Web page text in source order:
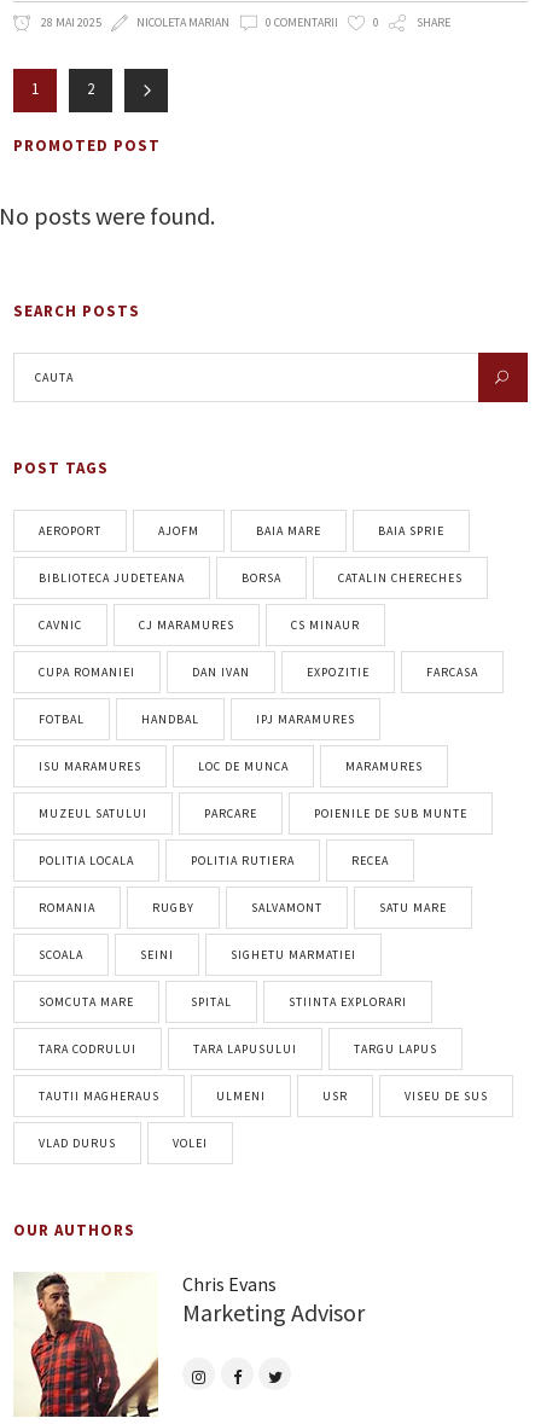
28 MAI 2025 NICOLETA MARIAN 0 COMENTARII 0 SHARE
1 2
PROMOTED POST
No posts were found.
SEARCH POSTS
POST TAGS
AEROPORT AJOFM BAIA MARE BAIA SPRIE
BIBLIOTECA JUDETEANA BORSA CATALIN CHERECHES
CAVNIC CJ MARAMURES CS MINAUR
CUPA ROMANIEI DAN IVAN EXPOZITIE FARCASA
FOTBAL HANDBAL IPJ MARAMURES
ISU MARAMURES LOC DE MUNCA MARAMURES
MUZEUL SATULUI PARCARE POIENILE DE SUB MUNTE
POLITIA LOCALA POLITIA RUTIERA RECEA
ROMANIA RUGBY SALVAMONT SATU MARE
SCOALA SEINI SIGHETU MARMATIEI
SOMCUTA MARE SPITAL STIINTA EXPLORARI
TARA CODRULUI TARA LAPUSULUI TARGU LAPUS
TAUTII MAGHERAUS ULMENI USR VISEU DE SUS
VLAD DURUS VOLEI
OUR AUTHORS
Chris Evans
Marketing Advisor